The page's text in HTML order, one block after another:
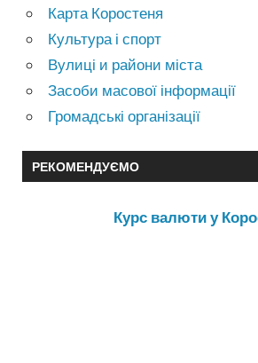
Карта Коростеня
Культура і спорт
Вулиці и райони міста
Засоби масової інформації
Громадські організації
РЕКОМЕНДУЄМО
Курс валюти у